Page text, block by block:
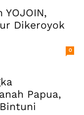
Dikeroyok
0
Papua,